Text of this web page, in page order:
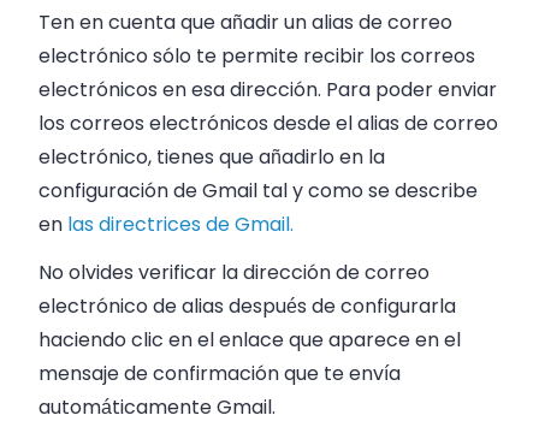
Ten en cuenta que añadir un alias de correo
electrónico sólo te permite recibir los correos
electrónicos en esa dirección. Para poder enviar
los correos electrónicos desde el alias de correo
electrónico, tienes que añadirlo en la
configuración de Gmail tal y como se describe
en las directrices de Gmail.
No olvides verificar la dirección de correo
electrónico de alias después de configurarla
haciendo clic en el enlace que aparece en el
mensaje de confirmación que te envía
automáticamente Gmail.